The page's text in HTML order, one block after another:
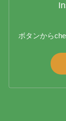
ボタンから